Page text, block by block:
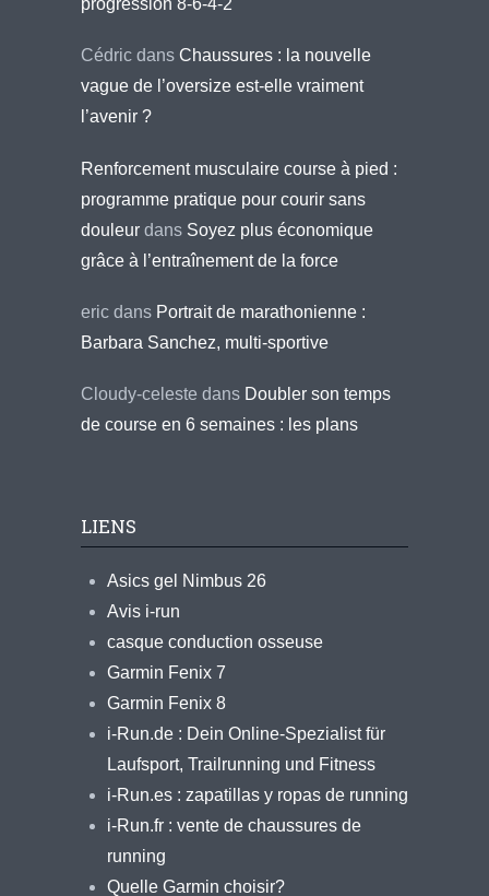
progression 8-6-4-2
Cédric dans Chaussures : la nouvelle
vague de l’oversize est-elle vraiment
l’avenir ?
Renforcement musculaire course à pied :
programme pratique pour courir sans
douleur dans Soyez plus économique
grâce à l’entraînement de la force
eric dans Portrait de marathonienne :
Barbara Sanchez, multi-sportive
Cloudy-celeste dans Doubler son temps
de course en 6 semaines : les plans
LIENS
Asics gel Nimbus 26
Avis i-run
casque conduction osseuse
Garmin Fenix 7
Garmin Fenix 8
i-Run.de : Dein Online-Spezialist für
Laufsport, Trailrunning und Fitness
i-Run.es : zapatillas y ropas de running
i-Run.fr : vente de chaussures de
running
Quelle Garmin choisir?